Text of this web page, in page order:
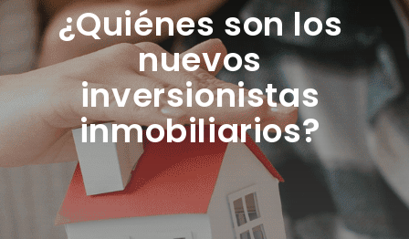
¿Quiénes son los
nuevos
inversionistas
inmobiliarios?